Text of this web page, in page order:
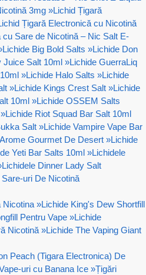
3mg »Lichid Țigară
Țigară Electronică cu Nicotină
Sare de Nicotină – Nic Salt E-
Lichide Big Bold Salts »Lichide Don
Juice Salt 10ml »Lichide GuerraLiq
»Lichide Halo Salts »Lichide
»Lichide Kings Crest Salt »Lichide
10ml »Lichide OSSEM Salts
»Lichide Riot Squad Bar Salt 10ml
Salt »Lichide Vampire Vape Bar
Gourmet De Desert »Lichide
Yeti Bar Salts 10ml »Lichidele
Lichidele Dinner Lady Salt
uri De Nicotină
Nicotina »Lichide King's Dew Shortfill
Pentru Vape »Lichide
Nicotină »Lichide The Vaping Giant
Peach (Tigara Electronica) De
uri cu Banana Ice »Țigări